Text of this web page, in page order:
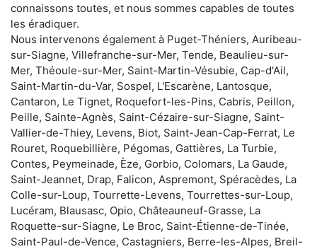
connaissons toutes, et nous sommes capables de toutes
les éradiquer.
Nous intervenons également à Puget-Théniers, Auribeau-
sur-Siagne, Villefranche-sur-Mer, Tende, Beaulieu-sur-
Mer, Théoule-sur-Mer, Saint-Martin-Vésubie, Cap-d'Ail,
Saint-Martin-du-Var, Sospel, L'Escarène, Lantosque,
Cantaron, Le Tignet, Roquefort-les-Pins, Cabris, Peillon,
Peille, Sainte-Agnès, Saint-Cézaire-sur-Siagne, Saint-
Vallier-de-Thiey, Levens, Biot, Saint-Jean-Cap-Ferrat, Le
Rouret, Roquebillière, Pégomas, Gattières, La Turbie,
Contes, Peymeinade, Èze, Gorbio, Colomars, La Gaude,
Saint-Jeannet, Drap, Falicon, Aspremont, Spéracèdes, La
Colle-sur-Loup, Tourrette-Levens, Tourrettes-sur-Loup,
Lucéram, Blausasc, Opio, Châteauneuf-Grasse, La
Roquette-sur-Siagne, Le Broc, Saint-Étienne-de-Tinée,
Saint-Paul-de-Vence, Castagniers, Berre-les-Alpes, Breil-